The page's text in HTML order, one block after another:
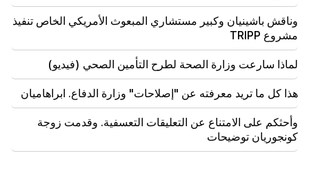
وناقش باشينيان وكبير مستشاري المبعوث الأمريكي الخاص تنفيذ
مشروع TRIPP
لماذا سارعت وزارة الصحة لطرح التأمين الصحي (فيديو)
هذا كل ما تريد معرفته عن "إصلاحات" وزارة الدفاع. ابراهاميان
وأحثكم على الامتناع عن التعليقات التعسفية. وقدمت زوجة
كونجوريان توضيحات